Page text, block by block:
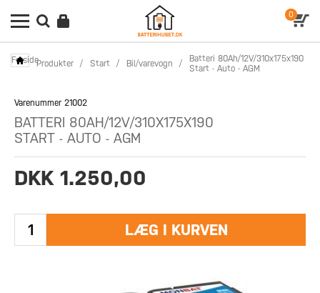
0
ForsideProdukter / Start / Bil/varevogn /
Batteri 80Ah/12V/310x175x190
Start - Auto - AGM
Varenummer 21002
BATTERI 80AH/12V/310X175X190
START - AUTO - AGM
DKK 1.250,00